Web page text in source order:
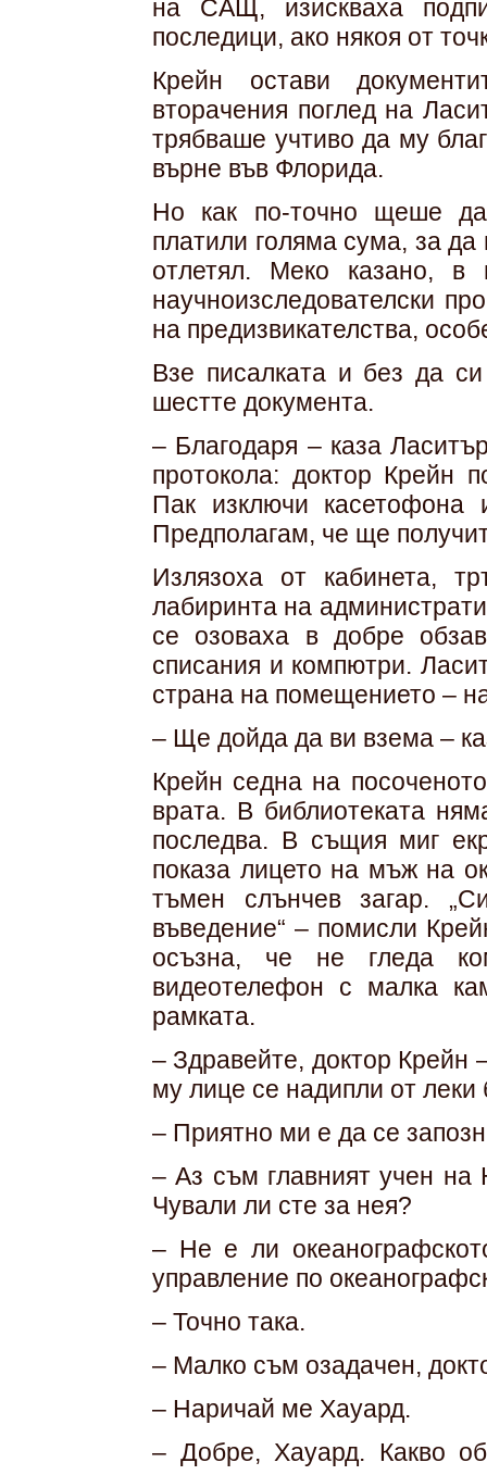
на САЩ, изискваха
последици, ако някоя от
Крейн остави
вторачения поглед на
трябваше учтиво да му
върне във Флорида.
Но как по-точно щеше
платили голяма сума, за да
отлетял. Меко казано,
научноизследователски
на предизвикателства,
Взе писалката и без да
шестте документа.
– Благодаря – каза
протокола: доктор Крейн
Пак изключи
Предполагам, че ще
Излязоха от кабинета,
лабиринта на
се озоваха в добре
списания и компютри.
страна на помещението –
– Ще дойда да ви взема –
Крейн седна на
врата. В библиотеката
последва. В същия миг
показа лицето на мъж на
тъмен слънчев загар.
въведение“ – помисли
осъзна, че не гледа
видеотелефон с малка
рамката.
– Здравейте, доктор
му лице се надипли от
– Приятно ми е да се
– Аз съм главният учен на
Чували ли сте за нея?
– Не е ли
управление по
– Точно така.
– Малко съм озадачен,
– Наричай ме Хауард.
– Добре, Хауард. Какво